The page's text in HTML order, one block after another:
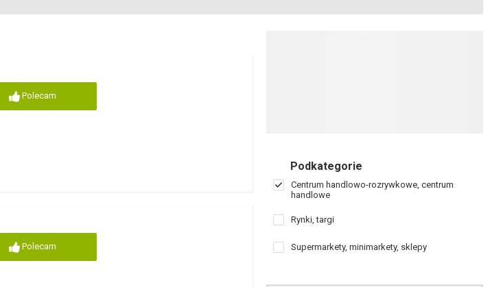
Polecam
Polecam
Podkategorie
Centrum handlowo-rozrywkowe, centrum
handlowe
Rynki, targi
Supermarkety, minimarkety, sklepy